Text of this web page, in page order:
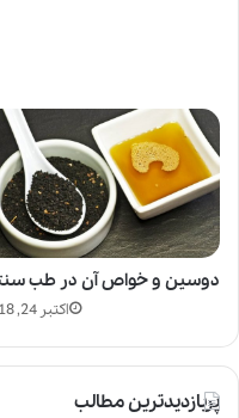
دوسین و خواص آن در طب
اکتبر 24, 2018
پربازدیدترین مطالب